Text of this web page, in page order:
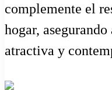
complemente el
hogar,
atractiva y